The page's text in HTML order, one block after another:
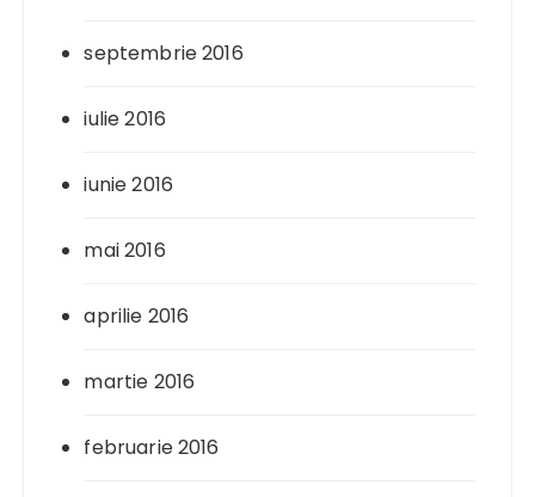
septembrie 2016
iulie 2016
iunie 2016
mai 2016
aprilie 2016
martie 2016
februarie 2016